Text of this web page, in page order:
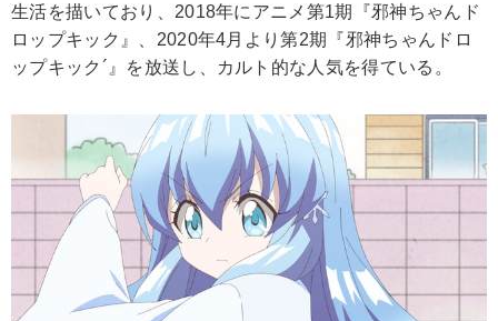
生活を描いており、2018年にアニメ第1期『邪神ちゃんド
ロップキック』、2020年4月より第2期『邪神ちゃんドロ
ップキック´』を放送し、カルト的な人気を得ている。